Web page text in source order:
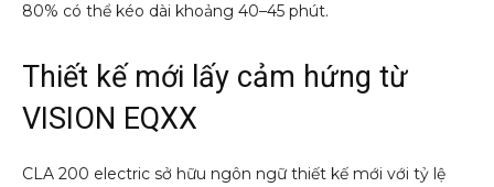
80% có thể kéo dài khoảng 40–45 phút.
Thiết kế mới lấy cảm hứng từ
VISION EQXX
CLA 200 electric sở hữu ngôn ngữ thiết kế mới với tỷ lệ